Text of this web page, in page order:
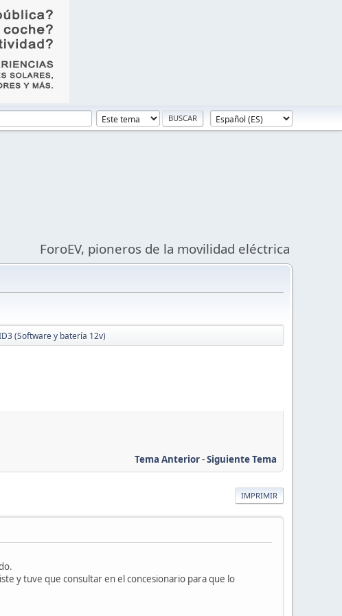
ForoEV, pioneros de la movilidad eléctrica
(Software y batería 12v)
Tema Anterior-Siguiente Tema
IMPRIMIR
y tuve que consultar en el concesionario para que lo